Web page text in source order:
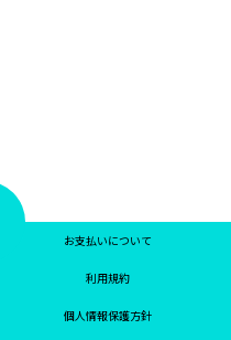
お支払いについて
利用規約
個人情報保護方針